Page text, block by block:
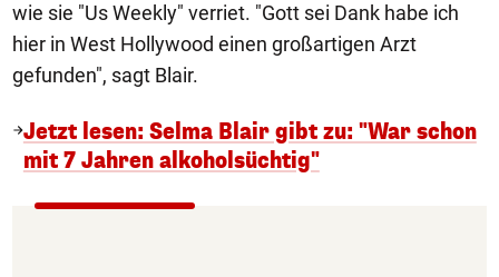
wie sie "Us Weekly" verriet. "Gott sei Dank habe ich
hier in West Hollywood einen großartigen Arzt
gefunden", sagt Blair.
Jetzt lesen: Selma Blair gibt zu: "War schon
mit 7 Jahren alkoholsüchtig"